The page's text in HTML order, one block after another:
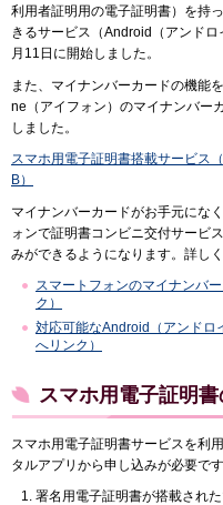
利用者証明用の電子証明書）を持
きるサービス（Android（アンド
月11日に開始しました。
また、マイナンバーカードの機能
ne（アイフォン）のマイナンバー
しました。
スマホ用電子証明書搭載サービス
B）
マイナンバーカードがお手元にな
ォンで証明書コンビニ交付サービ
みができるようになります。詳し
スマートフォンのマイナンバ
ク）
対応可能なAndroid（アンドロ
へリンク）
スマホ用電子証明
スマホ用電子証明書サービスを利
タルアプリから申し込みが必要です
署名用電子証明書が搭載され